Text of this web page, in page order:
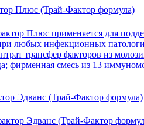
Плюс (Трай-Фактор формула)
Эдванс (Трай-Фактор формула)